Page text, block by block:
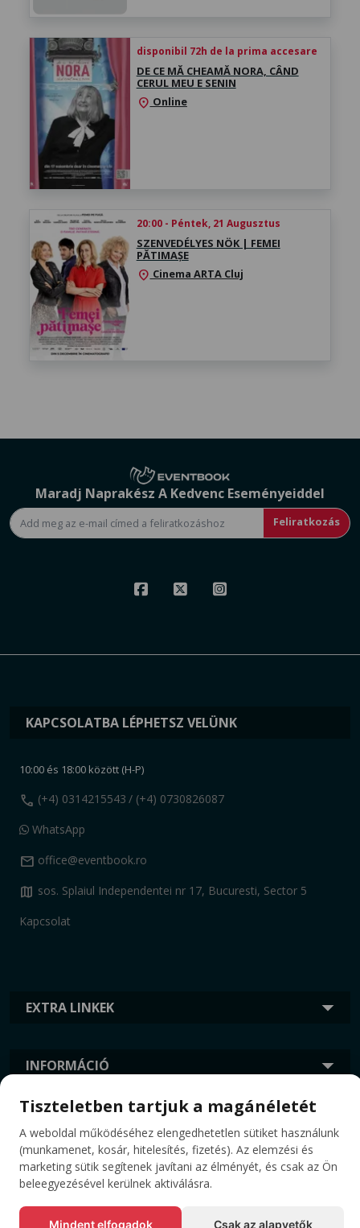
disponibil 72h de la prima accesare
DE CE MĂ CHEAMĂ NORA, CÂND
CERUL MEU E SENIN
location_on Online
20:00 - Péntek, 21 Augusztus
SZENVEDÉLYES NÖK | FEMEI
PĂTIMAȘE
location_on Cinema ARTA Cluj
Maradj Naprakész A Kedvenc Eseményeiddel
Feliratkozás
EXTRA LINKEK
INFORMÁCIÓ
KAPCSOLATBA LÉPHETSZ VELÜNK
10:00 és 18:00 között (H-P)
call (+4) 0314215543 / (+4) 0730826087
WhatsApp
mail office@eventbook.ro
map sos. Splaiul Independentei nr 17, Bucuresti, Sector 5
Kapcsolat
CÍMKÉK
Tiszteletben tartjuk a magánéletét
A weboldal működéséhez elengedhetetlen sütiket használunk
(munkamenet, kosár, hitelesítés, fizetés). Az elemzési és
marketing sütik segítenek javítani az élményét, és csak az Ön
beleegyezésével kerülnek aktiválásra.
Mindent elfogadok Csak az alapvetők